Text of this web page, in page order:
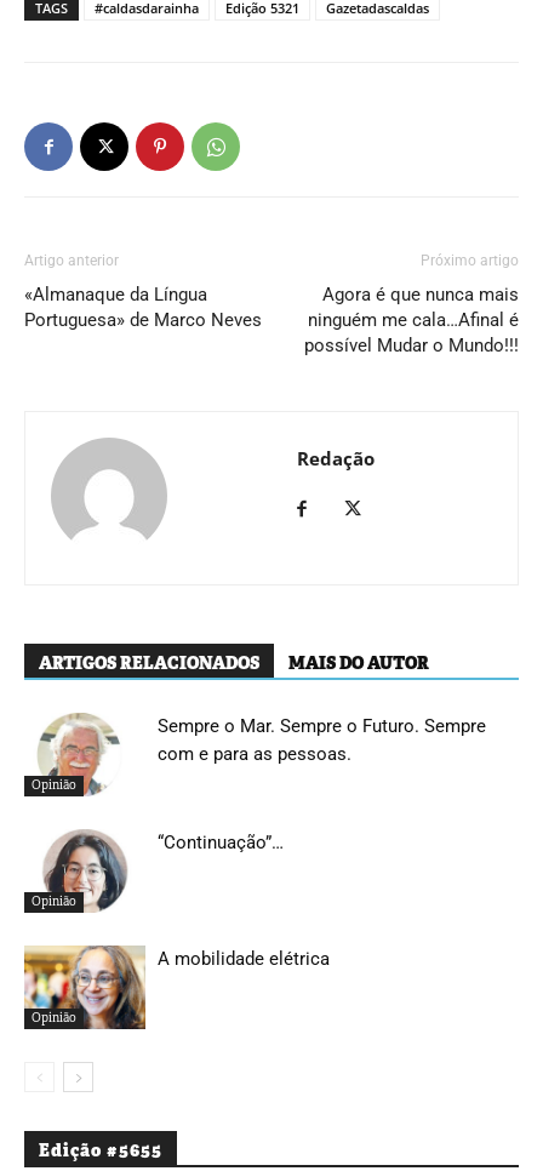
TAGS #caldasdarainha Edição 5321 Gazetadascaldas
Artigo anterior
«Almanaque da Língua
Portuguesa» de Marco Neves
Próximo artigo
Agora é que nunca mais
ninguém me cala…Afinal é
possível Mudar o Mundo!!!
Redação
ARTIGOS RELACIONADOS MAIS DO AUTOR
Opinião
Sempre o Mar. Sempre o Futuro. Sempre
com e para as pessoas.
Opinião
“Continuação”…
Opinião
A mobilidade elétrica
Edição #5655